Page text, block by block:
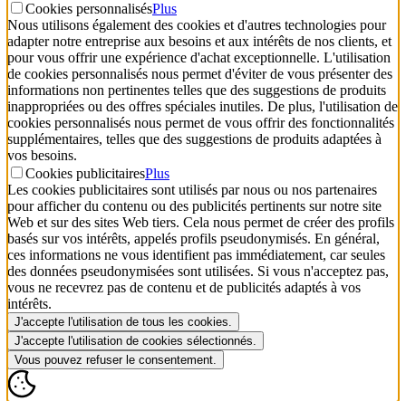
Cookies personnalisésPlus
Nous utilisons également des cookies et d'autres technologies pour
adapter notre entreprise aux besoins et aux intérêts de nos clients, et
pour vous offrir une expérience d'achat exceptionnelle. L'utilisation
de cookies personnalisés nous permet d'éviter de vous présenter des
informations non pertinentes telles que des suggestions de produits
inappropriées ou des offres spéciales inutiles. De plus, l'utilisation de
cookies personnalisés nous permet de vous offrir des fonctionnalités
supplémentaires, telles que des suggestions de produits adaptées à
vos besoins.
Cookies publicitairesPlus
Les cookies publicitaires sont utilisés par nous ou nos partenaires
pour afficher du contenu ou des publicités pertinents sur notre site
Web et sur des sites Web tiers. Cela nous permet de créer des profils
basés sur vos intérêts, appelés profils pseudonymisés. En général,
ces informations ne vous identifient pas immédiatement, car seules
des données pseudonymisées sont utilisées. Si vous n'acceptez pas,
vous ne recevrez pas de contenu et de publicités adaptés à vos
intérêts.
J'accepte l'utilisation de tous les cookies.
J'accepte l'utilisation de cookies sélectionnés.
Vous pouvez refuser le consentement.